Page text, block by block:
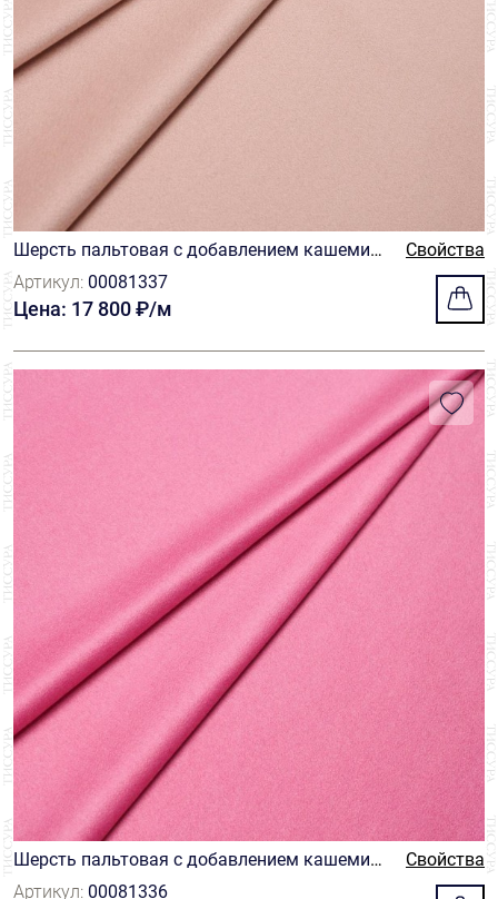
Шерсть пальтовая с добавлением кашемир
а бледно-розового оттенка
Свойства
Артикул: 00081337
Цена: 17 800 ₽/м
Шерсть пальтовая с добавлением кашемир
а ярко-розового оттенка
Свойства
Артикул: 00081336